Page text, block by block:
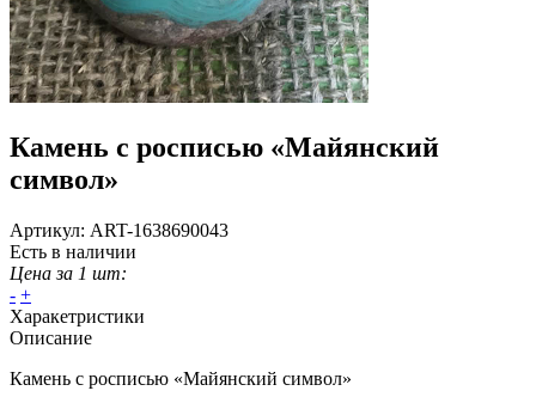
Камень с росписью «Майянский
символ»
Артикул: ART-1638690043
Есть в наличии
Цена за 1 шт:
- +
Харакетристики
Описание
Камень с росписью «Майянский символ»